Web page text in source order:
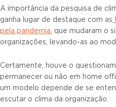
A importância da pesquisa de
ganha lugar de destaque com as
pela pandemia , que mudaram o
organizações, levando-as ao
Certamente, houve o
permanecer ou não em home
um modelo depende de se
escutar o clima da organização.